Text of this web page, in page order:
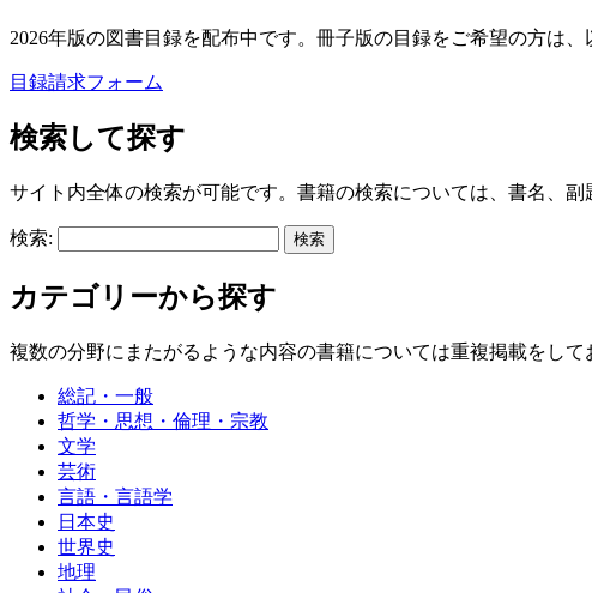
2026年版の図書目録を配布中です。冊子版の目録をご希望の方は
目録請求フォーム
検索して探す
サイト内全体の検索が可能です。書籍の検索については、書名、
検索:
カテゴリーから探す
複数の分野にまたがるような内容の書籍については重複掲載をして
総記・一般
哲学・思想・倫理・宗教
文学
芸術
言語・言語学
日本史
世界史
地理